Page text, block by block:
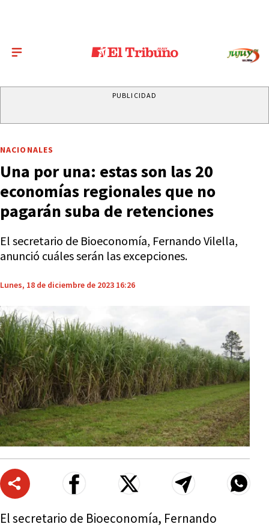
PUBLICIDAD
NACIONALES
Una por una: estas son las 20
economías regionales que no
pagarán suba de retenciones
El secretario de Bioeconomía, Fernando Vilella,
anunció cuáles serán las excepciones.
Lunes, 18 de diciembre de 2023 16:26
El secretario de Bioeconomía, Fernando